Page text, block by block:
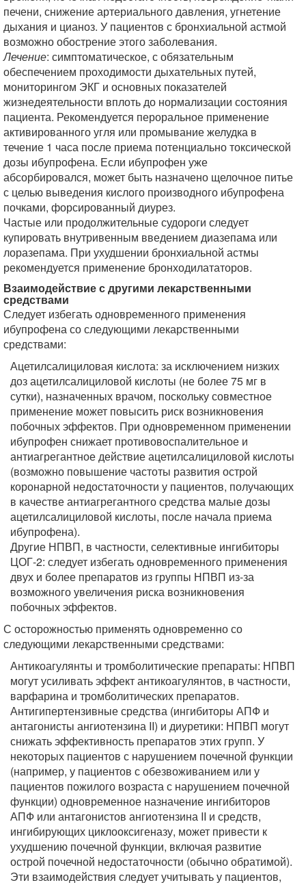
печени, снижение артериального давления, угнетение
дыхания и цианоз. У пациентов с бронхиальной астмой
возможно обострение этого заболевания.
Лечение: симптоматическое, с обязательным
обеспечением проходимости дыхательных путей,
мониторингом ЭКГ и основных показателей
жизнедеятельности вплоть до нормализации состояния
пациента. Рекомендуется пероральное применение
активированного угля или промывание желудка в
течение 1 часа после приема потенциально токсической
дозы ибупрофена. Если ибупрофен уже
абсорбировался, может быть назначено щелочное питье
с целью выведения кислого производного ибупрофена
почками, форсированный диурез.
Частые или продолжительные судороги следует
купировать внутривенным введением диазепама или
лоразепама. При ухудшении бронхиальной астмы
рекомендуется применение бронходилататоров.
Взаимодействие с другими лекарственными
средствами
Следует избегать одновременного применения
ибупрофена со следующими лекарственными
средствами:
Ацетилсалициловая кислота: за исключением низких
доз ацетилсалициловой кислоты (не более 75 мг в
сутки), назначенных врачом, поскольку совместное
применение может повысить риск возникновения
побочных эффектов. При одновременном применении
ибупрофен снижает противовоспалительное и
антиагрегантное действие ацетилсалициловой кислоты
(возможно повышение частоты развития острой
коронарной недостаточности у пациентов, получающих
в качестве антиагрегантного средства малые дозы
ацетилсалициловой кислоты, после начала приема
ибупрофена).
Другие НПВП, в частности, селективные ингибиторы
ЦОГ-2: следует избегать одновременного применения
двух и более препаратов из группы НПВП из-за
возможного увеличения риска возникновения
побочных эффектов.
С осторожностью применять одновременно со
следующими лекарственными средствами:
Антикоагулянты и тромболитические препараты: НПВП
могут усиливать эффект антикоагулянтов, в частности,
варфарина и тромболитических препаратов.
Антигипертензивные средства (ингибиторы АПФ и
антагонисты ангиотензина II) и диуретики: НПВП могут
снижать эффективность препаратов этих групп. У
некоторых пациентов с нарушением почечной функции
(например, у пациентов с обезвоживанием или у
пациентов пожилого возраста с нарушением почечной
функции) одновременное назначение ингибиторов
АПФ или антагонистов ангиотензина II и средств,
ингибирующих циклооксигеназу, может привести к
ухудшению почечной функции, включая развитие
острой почечной недостаточности (обычно обратимой).
Эти взаимодействия следует учитывать у пациентов,